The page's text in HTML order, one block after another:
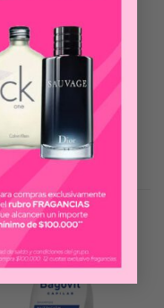
de Irlanda y
añadiendo
en las raíces
dar volumen.